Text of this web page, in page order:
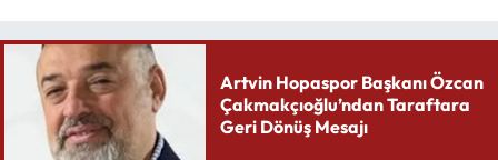
Artvin Hopaspor Başkanı Özcan
Çakmakçıoğlu’ndan Taraftara
Geri Dönüş Mesajı